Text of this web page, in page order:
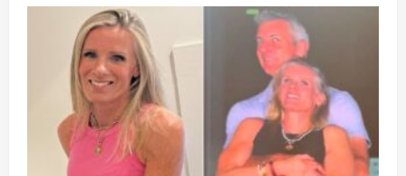
Rusia
Sebut
Ancaman
AS
Caplok
Greenland
Luar
Biasa,
Akui
Terus
Pantau
Situasi